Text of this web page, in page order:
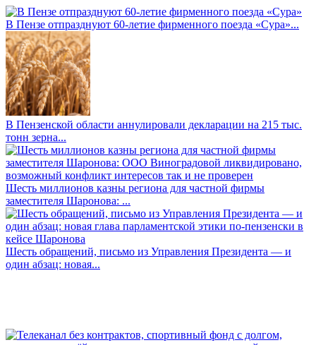
В Пензе отпразднуют 60-летие фирменного поезда «Сура»...
В Пензенской области аннулировали декларации на 215 тыс.
тонн зерна...
Шесть миллионов казны региона для частной фирмы
заместителя Шаронова: ...
Шесть обращений, письмо из Управления Президента — и
один абзац: новая...